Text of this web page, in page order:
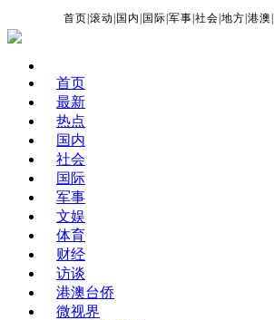
首页 |滚动 国内 国际 |军事 |社会 |地方 |港澳
首页
最新
热点
国内
社会
国际
军事
文娱
体育
财经
访谈
港澳台侨
微视界